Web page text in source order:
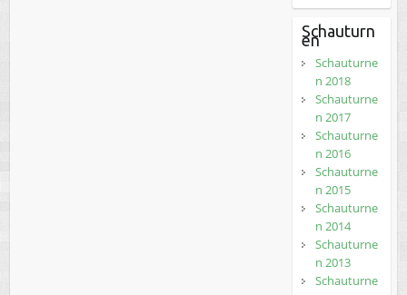
Schauturn
en
Schauturne
n 2018
Schauturne
n 2017
Schauturne
n 2016
Schauturne
n 2015
Schauturne
n 2014
Schauturne
n 2013
Schauturne